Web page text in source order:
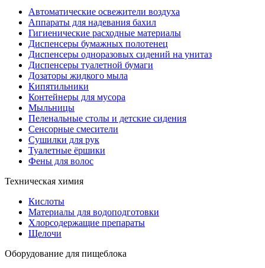
Автоматические освежители воздуха
Аппараты для надевания бахил
Гигиенические расходные материалы
Диспенсеры бумажных полотенец
Диспенсеры одноразовых сидений на унитаз
Диспенсеры туалетной бумаги
Дозаторы жидкого мыла
Кипятильники
Контейнеры для мусора
Мыльницы
Пеленальные столы и детские сидения
Сенсорные смесители
Сушилки для рук
Туалетные ёршики
Фены для волос
Техническая химия
Кислоты
Материалы для водоподготовки
Хлорсодержащие препараты
Щелочи
Оборудование для пищеблока